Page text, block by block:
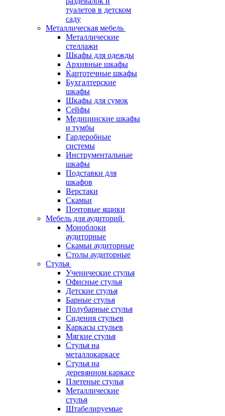
туалетов в детском
саду
Металлическая мебель
Металлические
стеллажи
Шкафы для одежды
Архивные шкафы
Картотечные шкафы
Бухгалтерские
шкафы
Шкафы для сумок
Сейфы
Медицинские шкафы
и тумбы
Гардеробные
системы
Инструментальные
шкафы
Подставки для
шкафов
Верстаки
Скамьи
Почтовые ящики
Мебель для аудиторий
Моноблоки
аудиторные
Скамьи аудиторные
Столы аудиторные
Стулья
Ученические стулья
Офисные стулья
Детские стулья
Барные стулья
Полубарные стулья
Сидения стульев
Каркасы стульев
Мягкие стулья
Стулья на
металлокаркасе
Стулья на
деревянном каркасе
Плетеные стулья
Металлические
стулья
Штабелируемые